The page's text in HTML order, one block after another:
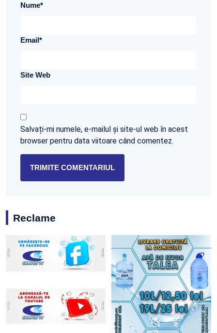
Nume*
Email*
Site Web
Salvați-mi numele, e-mailul și site-ul web în acest
browser pentru data viitoare când comentez.
Reclame